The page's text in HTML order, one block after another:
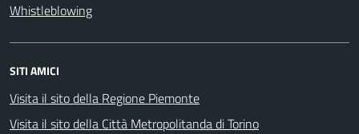
Whistleblowing
SITI AMICI
Visita il sito della Regione Piemonte
Visita il sito della Città Metropolitanda di Torino